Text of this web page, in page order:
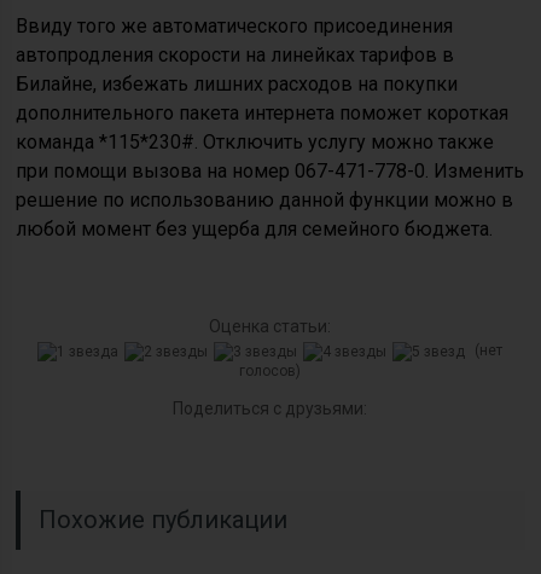
Ввиду того же автоматического присоединения
автопродления скорости на линейках тарифов в
Билайне, избежать лишних расходов на покупки
дополнительного пакета интернета поможет короткая
команда *115*230#. Отключить услугу можно также
при помощи вызова на номер 067-471-778-0. Изменить
решение по использованию данной функции можно в
любой момент без ущерба для семейного бюджета.
Оценка статьи:
(нет
голосов)
Поделиться с друзьями:
Похожие публикации